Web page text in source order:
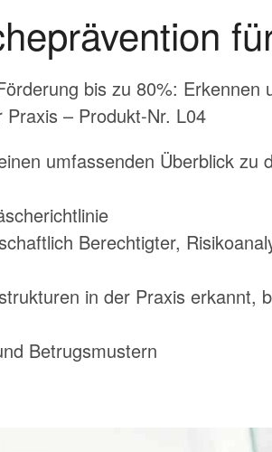
bis zu 80%: Erkennen
– Produkt-Nr. L04
umfassenden Überblick zu
Berechtigter,
in der Praxis erkannt,
Betrugsmustern